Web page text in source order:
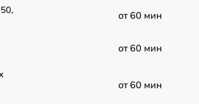
от 60 мин
от 60 мин
от 60 мин